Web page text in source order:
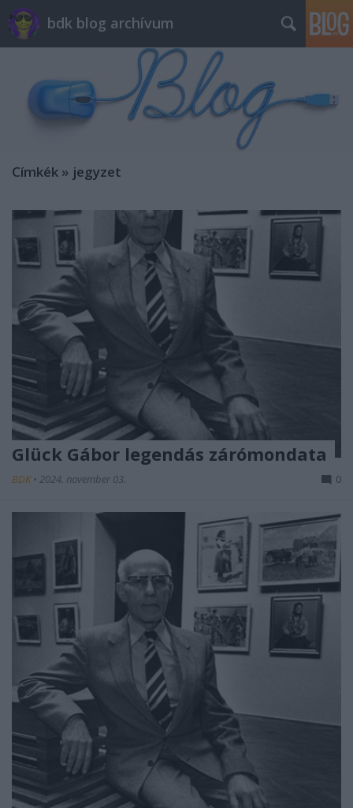
bdk blog archívum
Címkék » jegyzet
Glück Gábor legendás zárómondata
BDK • 2024. november 03. 0